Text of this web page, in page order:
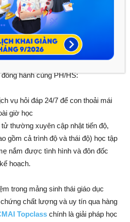
môn mà còn thấu hiểu tâm lý
viên và có nhiều phương pháp
các em đóng góp ý kiến, trao đổi
bạn học và giáo viên.
hành cùng PH/HS:
vụ hỏi đáp 24/7 để con thoải mái
giờ học
thường xuyên cập nhật tiến độ,
gồm cả trình độ và thái độ) học tập
nắm được tình hình và đôn đốc
hoạch.
trong mảng sinh thái giáo dục
chất lượng và uy tín qua hàng
Topclass chính là giải pháp học